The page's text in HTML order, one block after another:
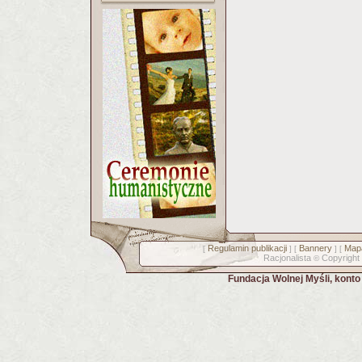
[ Regulamin publikacji] [ Bannery] [
Racjonalista © Copyright
Fundacja Wolnej Myśli,